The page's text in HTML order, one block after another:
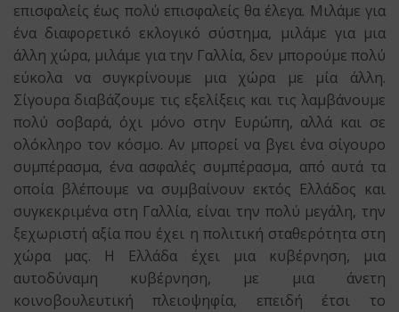
επισφαλείς έως πολύ επισφαλείς θα έλεγα. Μιλάμε για
ένα διαφορετικό εκλογικό σύστημα, μιλάμε για μια
άλλη χώρα, μιλάμε για την Γαλλία, δεν μπορούμε πολύ
εύκολα να συγκρίνουμε μια χώρα με μία άλλη.
Σίγουρα διαβάζουμε τις εξελίξεις και τις λαμβάνουμε
πολύ σοβαρά, όχι μόνο στην Ευρώπη, αλλά και σε
ολόκληρο τον κόσμο. Αν μπορεί να βγει ένα σίγουρο
συμπέρασμα, ένα ασφαλές συμπέρασμα, από αυτά τα
οποία βλέπουμε να συμβαίνουν εκτός Ελλάδος και
συγκεκριμένα στη Γαλλία, είναι την πολύ μεγάλη, την
ξεχωριστή αξία που έχει η πολιτική σταθερότητα στη
χώρα μας. Η Ελλάδα έχει μια κυβέρνηση, μια
αυτοδύναμη κυβέρνηση, με μια άνετη
κοινοβουλευτική πλειοψηφία, επειδή έτσι το